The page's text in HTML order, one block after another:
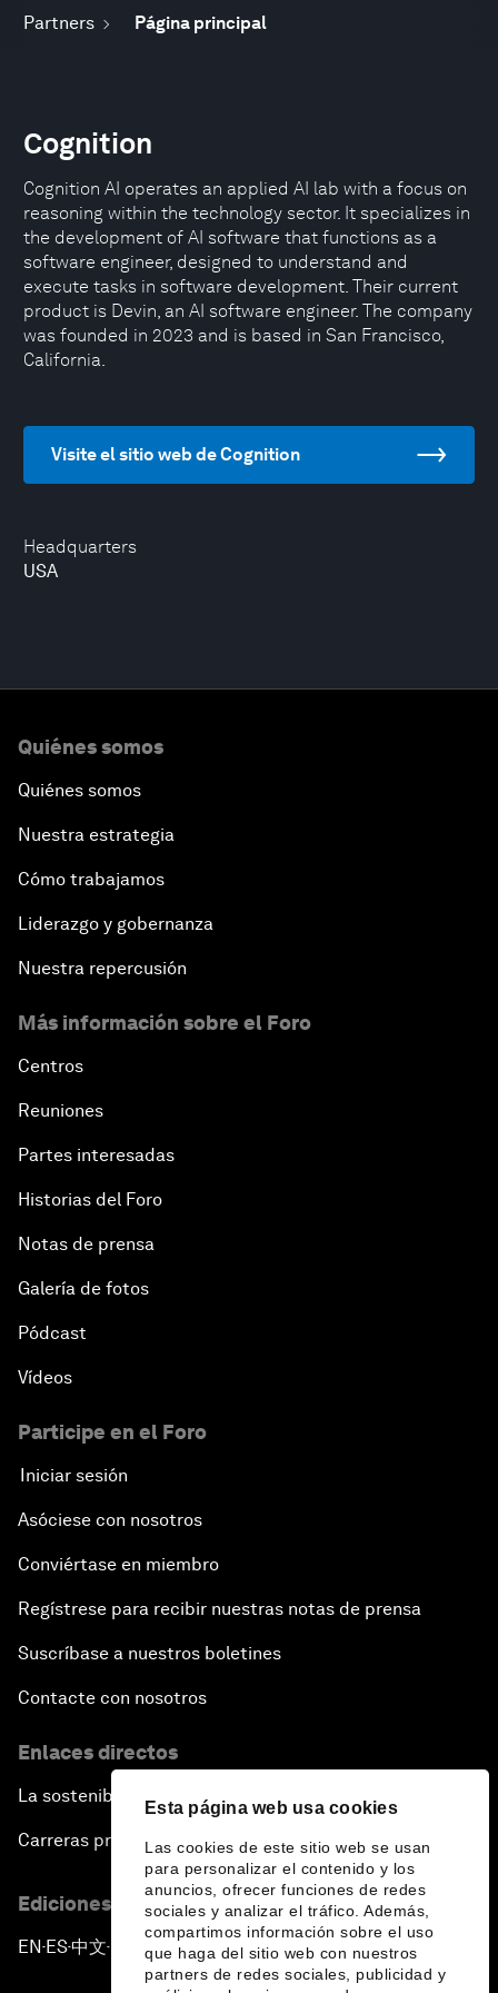
Esta página web usa cookies
Las cookies de este sitio web se usan
para personalizar el contenido y los
anuncios, ofrecer funciones de redes
sociales y analizar el tráfico. Además,
compartimos información sobre el uso
que haga del sitio web con nuestros
partners de redes sociales, publicidad y
Partners Página principal
Headquarters
USA
Cognition
Cognition AI operates an applied AI lab with a focus on
reasoning within the technology sector. It specializes in
the development of AI software that functions as a
software engineer, designed to understand and
execute tasks in software development. Their current
product is Devin, an AI software engineer. The company
was founded in 2023 and is based in San Francisco,
California.
Visite el sitio web de Cognition
Quiénes somos
Quiénes somos
Nuestra estrategia
Cómo trabajamos
Liderazgo y gobernanza
Nuestra repercusión
Más información sobre el Foro
Centros
Reuniones
Partes interesadas
Historias del Foro
Notas de prensa
Galería de fotos
Pódcast
Vídeos
Participe en el Foro
Iniciar sesión
Asóciese con nosotros
Conviértase en miembro
Regístrese para recibir nuestras notas de prensa
Suscríbase a nuestros boletines
Contacte con nosotros
Enlaces directos
La sostenibilidad en el Foro
Carreras profesionales
Ediciones en otros idiomas
EN ▪ES▪中文▪ 日本語